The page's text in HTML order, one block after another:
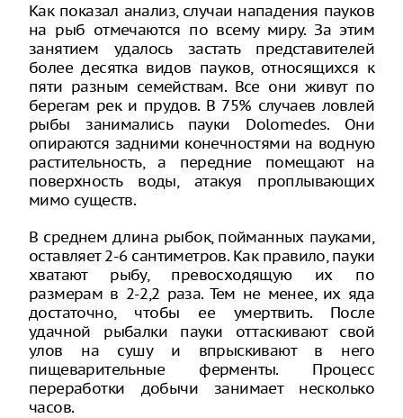
Как показал анализ, случаи нападения пауков
на рыб отмечаются по всему миру. За этим
занятием удалось застать представителей
более десятка видов пауков, относящихся к
пяти разным семействам. Все они живут по
берегам рек и прудов. В 75% случаев ловлей
рыбы занимались пауки Dolomedes. Они
опираются задними конечностями на водную
растительность, а передние помещают на
поверхность воды, атакуя проплывающих
мимо существ.
В среднем длина рыбок, пойманных пауками,
оставляет 2-6 сантиметров. Как правило, пауки
хватают рыбу, превосходящую их по
размерам в 2-2,2 раза. Тем не менее, их яда
достаточно, чтобы ее умертвить. После
удачной рыбалки пауки оттаскивают свой
улов на сушу и впрыскивают в него
пищеварительные ферменты. Процесс
переработки добычи занимает несколько
часов.